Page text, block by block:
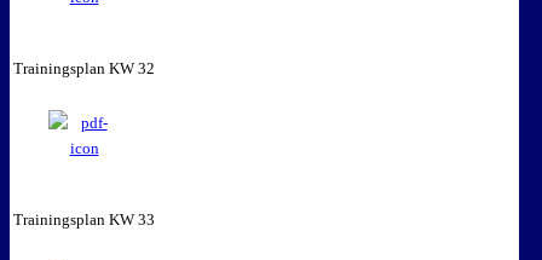
Trainingsplan KW 32
Trainingsplan KW 33